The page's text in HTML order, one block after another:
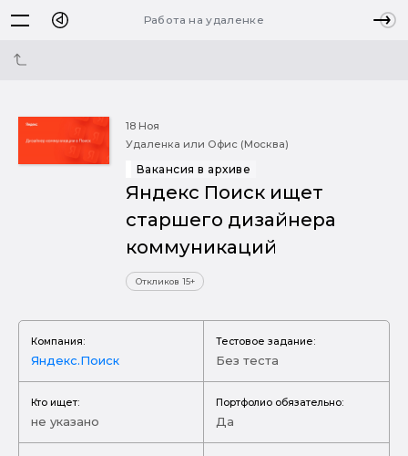
Работа на удаленке
18 Ноя
Удаленка или Офис (Москва)
Вакансия в архиве
Яндекс Поиск ищет
старшего дизайнера
коммуникаций
Откликов 15+
Компания:
Яндекс.Поиск
Тестовое задание:
Без теста
Кто ищет:
не указано
Портфолио обязательно:
Да